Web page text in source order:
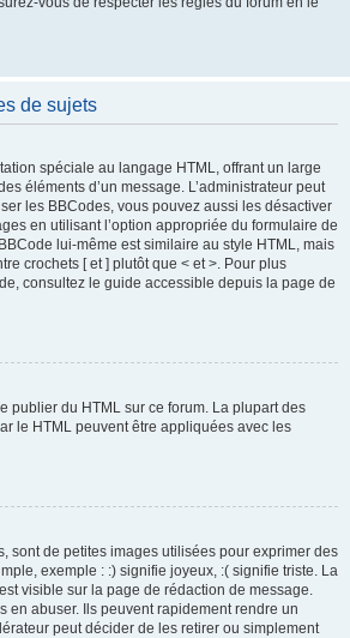
de sujets
spéciale au langage HTML, offrant un large
éléments d’un message. L’administrateur peut
les BBCodes, vous pouvez aussi les désactiver
en utilisant l’option appropriée du formulaire de
lui-même est similaire au style HTML, mais
crochets [ et ] plutôt que < et >. Pour plus
consultez le guide accessible depuis la page de
publier du HTML sur ce forum. La plupart des
le HTML peuvent être appliquées avec les
sont de petites images utilisées pour exprimer des
exemple : :) signifie joyeux, :( signifie triste. La
visible sur la page de rédaction de message.
en abuser. Ils peuvent rapidement rendre un
peut décider de les retirer ou simplement